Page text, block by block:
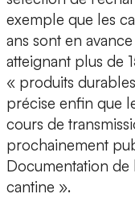
exemple que les
ans sont en
atteignant plus de
« produits
précise enfin que
cours de
prochainement
Documentation
cantine ».